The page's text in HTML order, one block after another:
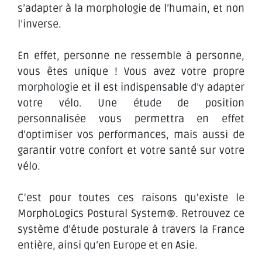
s’adapter à la morphologie de l’humain, et non
l’inverse.
En effet, personne ne ressemble à personne,
vous êtes unique ! Vous avez votre propre
morphologie et il est indispensable d’y adapter
votre vélo. Une étude de position
personnalisée vous permettra en effet
d’optimiser vos performances, mais aussi de
garantir votre confort et votre santé sur votre
vélo.
C'est pour toutes ces raisons qu'existe le
MorphoLogics Postural System®. Retrouvez ce
système d’étude posturale à travers la France
entière, ainsi qu’en Europe et en Asie.